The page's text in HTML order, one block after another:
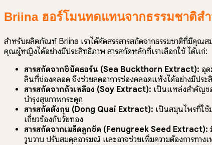
฿1,960.00.฿980.00.
Briina ฮอร์โมนทดแทนจากธรรมชาติส
สำหรับผลิตภัณฑ์ Briina เราได้คัดสรรสารสกัดจากธรรมชาติที่มีคุณส
คุณผู้หญิงได้อย่างมีประสิทธิภาพ สารสกัดหลักที่เราเลือกใช้ ได้แก่:
สารสกัดจากซีบัคธอร์น (Sea Buckthorn Extract): อุ
ลินที่ช่องคลอด จึงช่วยลดอาการช่องคลอดแห้งได้อย่างมีประ
สารสกัดจากถั่วเหลือง (Soy Extract): เป็นแหล่งสำคัญขอ
บำรุงสุขภาพกระดูก
สารสกัดตังกุย (Dong Quai Extract): เป็นสมุนไพรที่ใช้
เกี่ยวข้องกับวัยทอง
สารสกัดจากเมล็ดลูกซัด (Fenugreek Seed Extract):
วูบวาบ ปรับสมดุลอารมณ์ และอาจช่วยเพิ่มความต้องการทาง